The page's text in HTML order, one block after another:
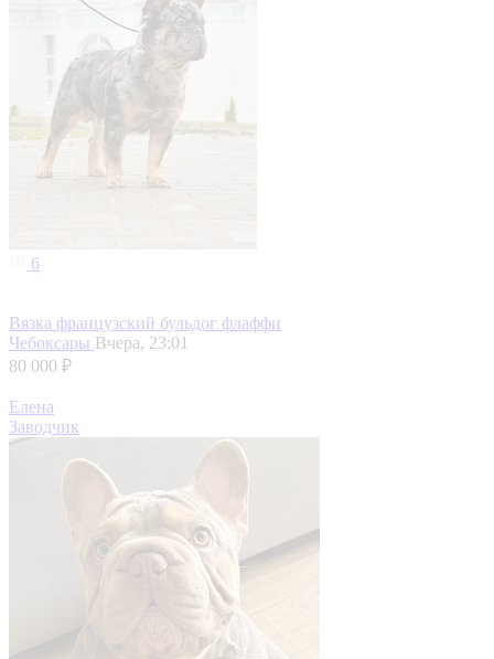
6
Вязка французский бульдог флаффи
Чебоксары Вчера, 23:01
80 000 ₽
Елена
Заводчик